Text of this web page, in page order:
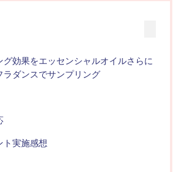
グ効果をエッセンシャルオイルさらに
ラダンスでサンプリング
ト実施感想